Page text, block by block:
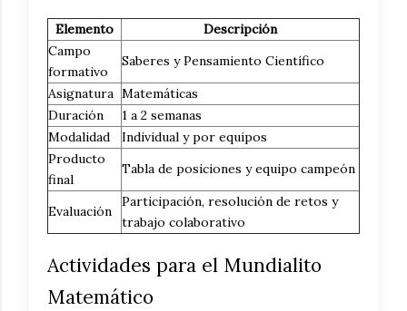
Elemento
Descripción
Campo
formativo
Saberes y Pensamiento Científico
Asignatura Matemáticas
Duración
1 a 2 semanas
Modalidad
Individual y por equipos
Producto
final
Tabla de posiciones y equipo campeón
Evaluación
Participación, resolución de retos y
trabajo colaborativo
Actividades para el Mundialito
Matemático